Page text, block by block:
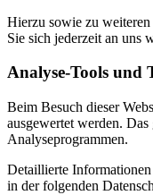
Hierzu sowie zu
Sie sich jederzeit an uns
Analyse-Tools und
Beim Besuch dieser
ausgewertet werden.
Analyseprogrammen.
Detaillierte
in der folgenden